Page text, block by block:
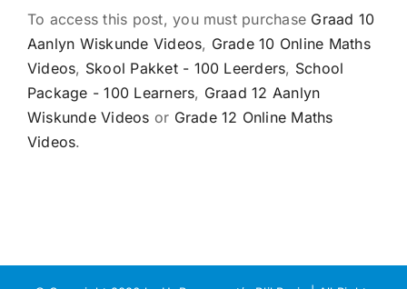
To access this post, you must purchase Graad 10
Aanlyn Wiskunde Videos, Grade 10 Online Maths
Videos, Skool Pakket - 100 Leerders, School
Package - 100 Learners, Graad 12 Aanlyn
Wiskunde Videos or Grade 12 Online Maths
Videos.